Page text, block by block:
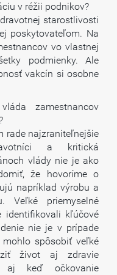
v réžii podnikov?
starostlivosti
poskytovateľom. Na
vo vlastnej
podmienky. Ale
vakcín si osobne
zamestnancov
rade najzraniteľnejšie
a kritická
vlády nie je ako
že hovoríme o
napríklad výrobu a
Veľké priemyselné
identifikovali kľúčové
nie je v prípade
spôsobiť veľké
život aj zdravie
keď očkovanie